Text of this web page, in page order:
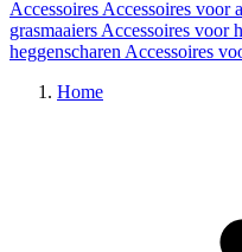
Accessoires Accessoires voor
grasmaaiers Accessoires voor
heggenscharen Accessoires
Home